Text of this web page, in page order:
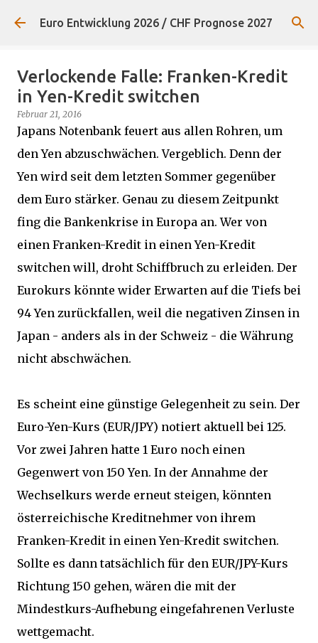
Direkt zum Hauptbereich
Euro Entwicklung 2026 / CHF Prognose 2027
Verlockende Falle: Franken-Kredit
in Yen-Kredit switchen
Februar 21, 2016
Japans Notenbank feuert aus allen Rohren, um
den Yen abzuschwächen. Vergeblich. Denn der
Yen wird seit dem letzten Sommer gegenüber
dem Euro stärker. Genau zu diesem Zeitpunkt
fing die Bankenkrise in Europa an. Wer von
einen Franken-Kredit in einen Yen-Kredit
switchen will, droht Schiffbruch zu erleiden. Der
Eurokurs könnte wider Erwarten auf die Tiefs bei
94 Yen zurückfallen, weil die negativen Zinsen in
Japan - anders als in der Schweiz - die Währung
nicht abschwächen.
Es scheint eine günstige Gelegenheit zu sein. Der
Euro-Yen-Kurs (EUR/JPY) notiert aktuell bei 125.
Vor zwei Jahren hatte 1 Euro noch einen
Gegenwert von 150 Yen. In der Annahme der
Wechselkurs werde erneut steigen, könnten
österreichische Kreditnehmer von ihrem
Franken-Kredit in einen Yen-Kredit switchen.
Sollte es dann tatsächlich für den EUR/JPY-Kurs
Richtung 150 gehen, wären die mit der
Mindestkurs-Aufhebung eingefahrenen Verluste
wettgemacht.